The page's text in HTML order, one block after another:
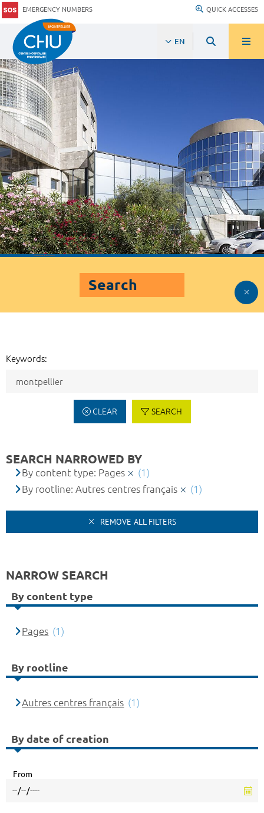
EMERGENCY NUMBERS QUICK ACCESSES
EN
Search
Keywords:
CLEAR SEARCH
SEARCH NARROWED BY
By content type: Pages
(1)
By rootline: Autres centres français
(1)
REMOVE ALL FILTERS
NARROW SEARCH
By content type
Pages (1)
By rootline
Autres centres français (1)
By date of creation
From